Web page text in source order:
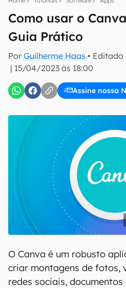
Como usar o
Guia Prático
Por Guilherme Haas •
| 15/04/2023 às 18:00
Assine nossa
Confirmo que li, aceito e
O Canva é um robusto
criar montagens de fotos,
redes sociais,